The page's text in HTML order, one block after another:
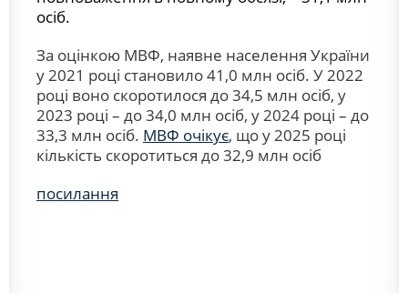
осіб.
За оцінкою МВФ, наявне населення України
у 2021 році становило 41,0 млн осіб. У 2022
році воно скоротилося до 34,5 млн осіб, у
2023 році – до 34,0 млн осіб, у 2024 році – до
33,3 млн осіб. МВФ очікує, що у 2025 році
кількість скоротиться до 32,9 млн осіб
посилання